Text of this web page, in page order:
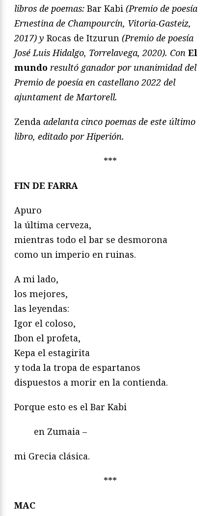
libros de poemas: Bar Kabi (Premio de poesía
Ernestina de Champourcín, Vitoria-Gasteiz,
2017) y Rocas de Itzurun (Premio de poesía
José Luis Hidalgo, Torrelavega, 2020). Con El
mundo resultó ganador por unanimidad del
Premio de poesía en castellano 2022 del
ajuntament de Martorell.
Zenda adelanta cinco poemas de este último
libro, editado por Hiperión.
***
FIN DE FARRA
Apuro
la última cerveza,
mientras todo el bar se desmorona
como un imperio en ruinas.
A mi lado,
los mejores,
las leyendas:
Igor el coloso,
Ibon el profeta,
Kepa el estagirita
y toda la tropa de espartanos
dispuestos a morir en la contienda.
Porque esto es el Bar Kabi
en Zumaia –
mi Grecia clásica.
***
MAC